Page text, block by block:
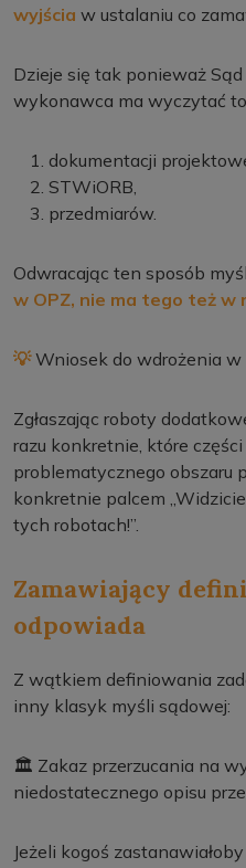
wyjścia w ustalaniu co
Dzieje się tak ponieważ
wykonawca ma wyczytać
dokumentacji
STWiORB,
przedmiarów.
Odwracając ten sposób
w OPZ, nie ma tego też w
💡Wniosek do wdrożenia
Zgłaszając roboty
razu konkretnie, które
problematycznego obszaru
konkretnie palcem
tych robotach!”.
Zamawiający
odpowiada
Z wątkiem definiowania
inny klasyk myśli sądowej:
🏛️ Zakaz przerzucania na
niedostatecznego opisu
Jeżeli kogoś